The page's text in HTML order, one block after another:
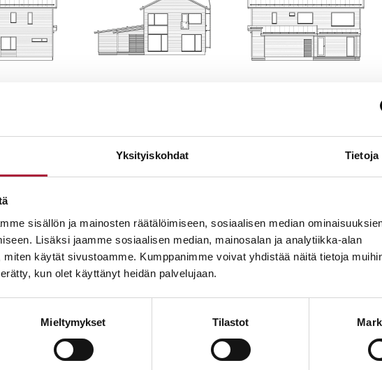
Yksityiskohdat Tietoja
sisällön ja mainosten räätälöimiseen, sosiaalisen median
Lisäksi jaamme sosiaalisen median, mainosalan ja analytiikka-alan
käytät sivustoamme. Kumppanimme voivat yhdistää näitä tietoja
kun olet käyttänyt heidän palvelujaan.
Mieltymykset Tilastot
LISÄTIETOJA TÄSTÄ MALLISTA
Hyväksyn ehdot